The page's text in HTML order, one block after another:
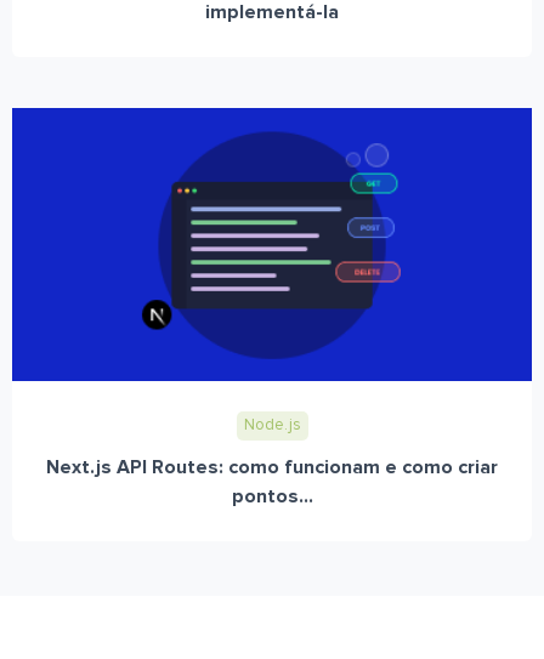
implementá-la
Node.js
Next.js API Routes: como funcionam e como criar
pontos...